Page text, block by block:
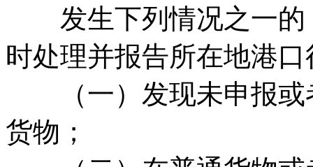
发生下列情况之一的
时处理并报告所在地港
（一）发现未申报或
货物；